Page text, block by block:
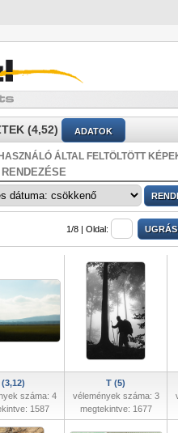
(4,52) ADATOK
ÁLTAL FELTÖLTÖTT
1/8 | Oldal:
(3,12)
száma: 4
1587
T (5)
vélemények száma: 3
megtekintve: 1677